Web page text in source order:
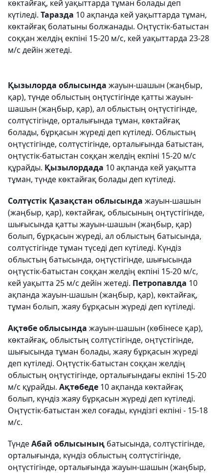
көктайғақ, кей уақыттарда тұман болады деп
күтіледі. Таразда 10 ақпанда кей уақыттарда тұман,
көктайғақ болатыны болжанады. Оңтүстік-батыстан
соққан желдің екпіні 15-20 м/с, кей уақыттарда 23-28
м/с дейін жетеді.
Қызылорда облысында жауын-шашын (жаңбыр,
қар), түнде облыстың оңтүстігінде қатты жауын-
шашын (жаңбыр, қар), ал облыстың оңтүстігінде,
солтүстігінде, орталығында тұман, көктайғақ
болады, бұрқасын жүреді деп күтіледі. Облыстың
оңтүстігінде, солтүстігінде, орталығында батыстан,
оңтүстік-батыстан соққан желдің екпіні 15-20 м/с
құрайды. Қызылордада 10 ақпанда кей уақытта
тұман, түнде көктайғақ болады деп күтіледі.
Солтүстік Қазақстан облысында жауын-шашын
(жаңбыр, қар), көктайғақ, облысының оңтүстігінде,
шығысында қатты жауын-шашын (жаңбыр, қар)
болып, бұрқасын жүреді, ал облыстың батысында,
солтүстігінде тұман түседі деп күтіледі. Күндіз
облыстың батысында, оңтүстігінде, шығысында
оңтүстік-батыстан соққан желдің екпіні 15-20 м/с,
кей уақытта 25 м/с дейін жетеді. Петропавлда 10
ақпанда жауын-шашын (жаңбыр, қар), көктайғақ,
тұман болып, жаяу бұрқасын жүреді деп күтіледі.
Ақтөбе облысында жауын-шашын (көбінесе қар),
көктайғақ, облыстың солтүстігінде, оңтүстігінде,
шығысында тұман болады, жаяу бұрқасын жүреді
деп күтіледі. Оңтүстік-батыстан соққан желдің
облыстың оңтүстігінде, орталығындағы екпіні 15-20
м/с құрайды. Ақтөбеде 10 ақпанда көктайғақ
болып, күндіз жаяу бұрқасын жүреді деп күтіледі.
Оңтүстік-батыстан жел соғады, күндізгі екпіні - 15-18
м/с.
ТүндеАбай облысының батысында, солтүстігінде,
орталығында, күндіз облыстың солтүстігінде,
оңтүстігінде, орталығында жауын-шашын (жаңбыр,